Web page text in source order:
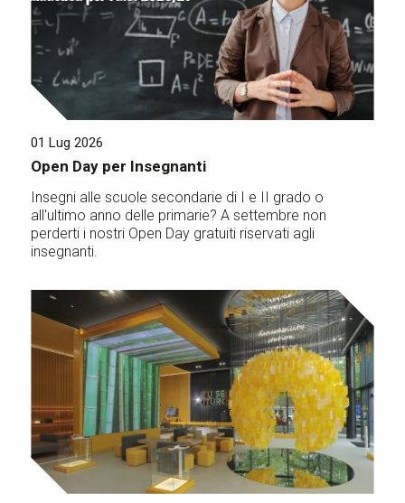
01 Lug 2026
Open Day per Insegnanti
Insegni alle scuole secondarie di I e II grado o
all'ultimo anno delle primarie? A settembre non
perderti i nostri Open Day gratuiti riservati agli
insegnanti.